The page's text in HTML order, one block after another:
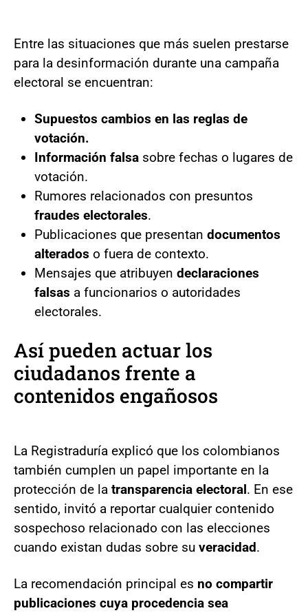
Entre las situaciones que más suelen prestarse
para la desinformación durante una campaña
electoral se encuentran:
Supuestos cambios en las reglas de
votación.
Información falsa sobre fechas o lugares de
votación.
Rumores relacionados con presuntos
fraudes electorales.
Publicaciones que presentan documentos
alterados o fuera de contexto.
Mensajes que atribuyen declaraciones
falsas a funcionarios o autoridades
electorales.
Así pueden actuar los
ciudadanos frente a
contenidos engañosos
La Registraduría explicó que los colombianos
también cumplen un papel importante en la
protección de la transparencia electoral. En ese
sentido, invitó a reportar cualquier contenido
sospechoso relacionado con las elecciones
cuando existan dudas sobre su veracidad.
La recomendación principal es no compartir
publicaciones cuya procedencia sea